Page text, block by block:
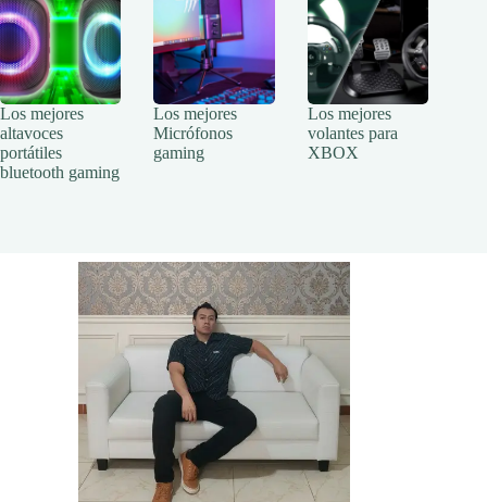
Los mejores
altavoces
portátiles
bluetooth gaming
Los mejores
Micrófonos
gaming
Los mejores
volantes para
XBOX